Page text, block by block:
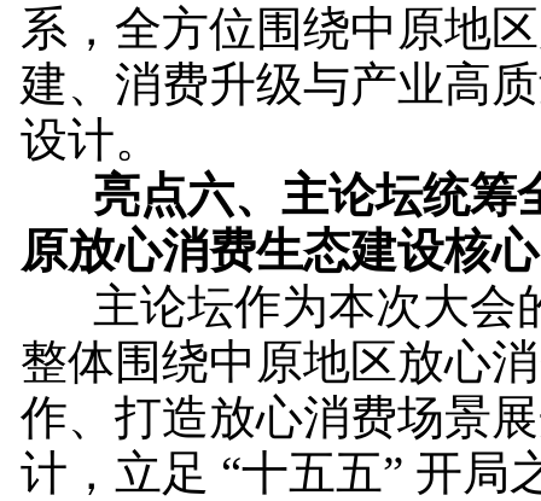
系，全方位围绕中原地
建、消费升级与产业高
设计。
亮点六、 主论坛统筹
原放心消费生态建设核心
主论坛作为本次大会
整体围绕中原地区放心
作、打造放心消费场景
计，立足 “十五五” 开局